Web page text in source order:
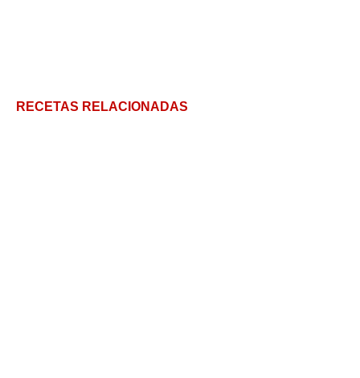
RECETAS RELACIONADAS